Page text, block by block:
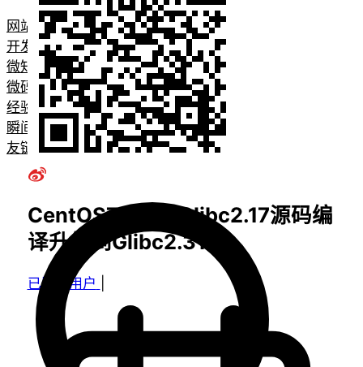
网站首页
开发问题记录
微知识
微码
经验教程
瞬间
友链
CentOS7.9中的Glibc2.17源码编
译升级到Glibc2.31
已删除用户